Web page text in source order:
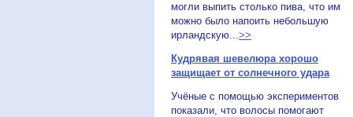
могли выпить столько пива, что им
можно было напоить небольшую
ирландскую...>>
Кудрявая шевелюра хорошо
защищает от солнечного удара
Учёные с помощью экспериментов
показали, что волосы помогают